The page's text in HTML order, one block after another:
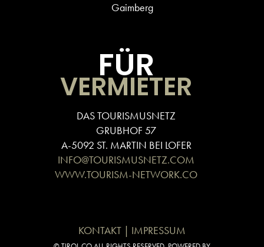
Gaimberg
FÜR
VERMIETER
DAS TOURISMUSNETZ
GRUBHOF 57
A-5092 ST. MARTIN BEI LOFER
INFO@TOURISMUSNETZ.COM
WWW.TOURISM-NETWORK.CO
KONTAKT | IMPRESSUM